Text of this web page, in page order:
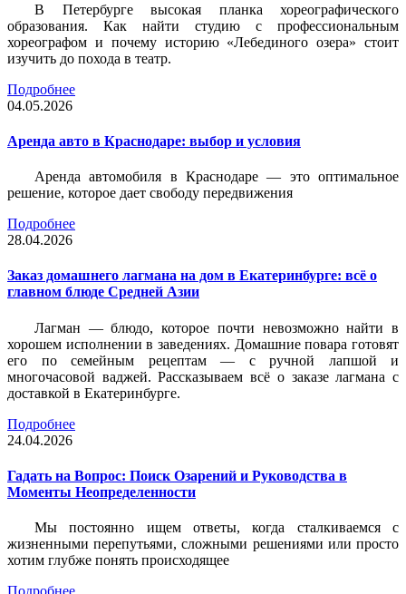
В Петербурге высокая планка хореографического
образования. Как найти студию с профессиональным
хореографом и почему историю «Лебединого озера» стоит
изучить до похода в театр.
Подробнее
04.05.2026
Аренда авто в Краснодаре: выбор и условия
Аренда автомобиля в Краснодаре — это оптимальное
решение, которое дает свободу передвижения
Подробнее
28.04.2026
Заказ домашнего лагмана на дом в Екатеринбурге: всё о
главном блюде Средней Азии
Лагман — блюдо, которое почти невозможно найти в
хорошем исполнении в заведениях. Домашние повара готовят
его по семейным рецептам — с ручной лапшой и
многочасовой ваджей. Рассказываем всё о заказе лагмана с
доставкой в Екатеринбурге.
Подробнее
24.04.2026
Гадать на Вопрос: Поиск Озарений и Руководства в
Моменты Неопределенности
Мы постоянно ищем ответы, когда сталкиваемся с
жизненными перепутьями, сложными решениями или просто
хотим глубже понять происходящее